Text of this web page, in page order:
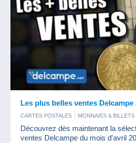
Les plus belles ventes Delcampe
CARTES POSTALES MONNAIES & BILLETS
TIMBRES
Découvrez dès maintenant la
ventes Delcampe du mois d'avril